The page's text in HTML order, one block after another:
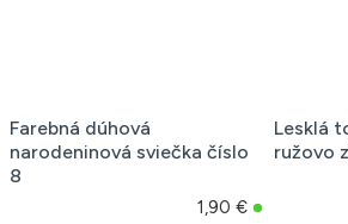
Farebná dúhová
narodeninová sviečka číslo
8
1,90 €
Lesklá
ružovo